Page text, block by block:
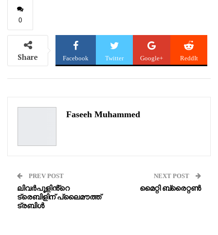
0
Share Facebook Twitter Google+ ReddIt
Faseeh Muhammed
PREV POST
ലിവർപൂളിൻ്റെ
ട്രെബിളിന് പ്ലൈമൗത്ത്
ട്രബിൾ
NEXT POST
മൈറ്റി ബ്രൈറ്റൺ